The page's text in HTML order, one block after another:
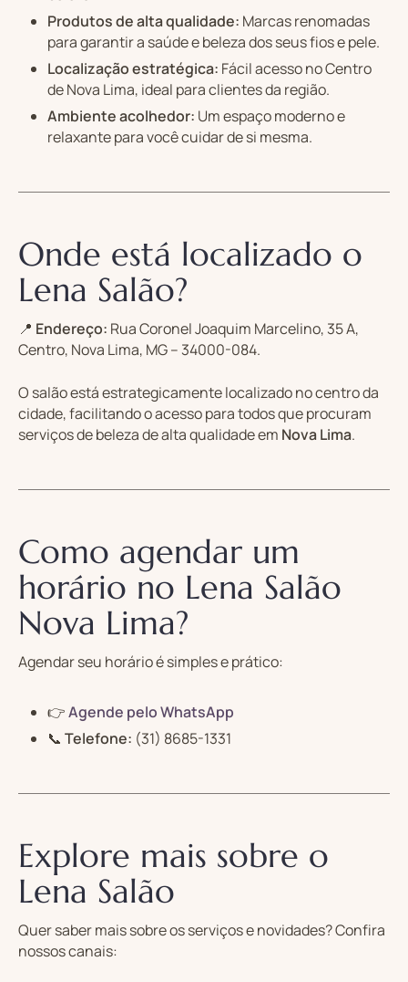
Produtos de alta qualidade: Marcas renomadas
para garantir a saúde e beleza dos seus fios e pele.
Localização estratégica: Fácil acesso no Centro
de Nova Lima, ideal para clientes da região.
Ambiente acolhedor: Um espaço moderno e
relaxante para você cuidar de si mesma.
Onde está localizado o
Lena Salão?
📍 Endereço: Rua Coronel Joaquim Marcelino, 35 A,
Centro, Nova Lima, MG – 34000-084.
O salão está estrategicamente localizado no centro da
cidade, facilitando o acesso para todos que procuram
serviços de beleza de alta qualidade em Nova Lima.
Como agendar um
horário no Lena Salão
Nova Lima?
Agendar seu horário é simples e prático:
👉Agende pelo WhatsApp
📞 Telefone: (31) 8685-1331
Explore mais sobre o
Lena Salão
Quer saber mais sobre os serviços e novidades? Confira
nossos canais: